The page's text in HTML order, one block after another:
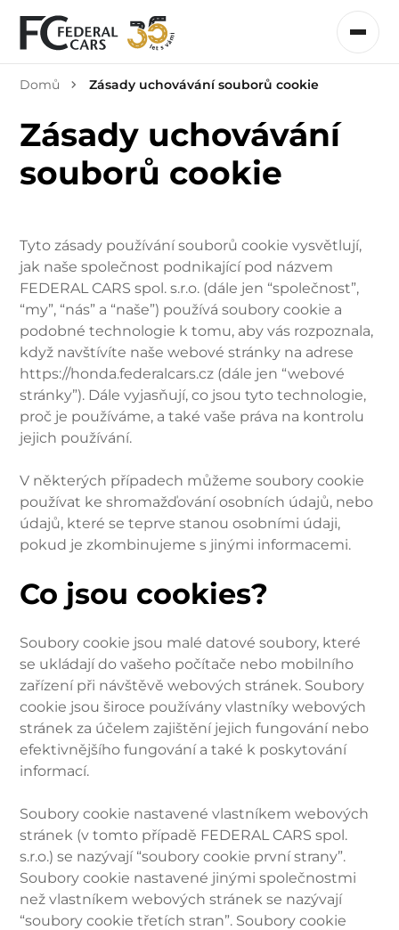
Domů Zásady uchovávání souborů cookie
Zásady uchovávání
souborů cookie
Tyto zásady používání souborů cookie vysvětlují,
jak naše společnost podnikající pod názvem
FEDERAL CARS spol. s.r.o. (dále jen “společnost”,
“my”, “nás” a “naše”) používá soubory cookie a
podobné technologie k tomu, aby vás rozpoznala,
když navštívíte naše webové stránky na adrese
https://honda.federalcars.cz (dále jen “webové
stránky”). Dále vyjasňují, co jsou tyto technologie,
proč je používáme, a také vaše práva na kontrolu
jejich používání.
V některých případech můžeme soubory cookie
používat ke shromažďování osobních údajů, nebo
údajů, které se teprve stanou osobními údaji,
pokud je zkombinujeme s jinými informacemi.
Co jsou cookies?
Soubory cookie jsou malé datové soubory, které
se ukládají do vašeho počítače nebo mobilního
zařízení při návštěvě webových stránek. Soubory
cookie jsou široce používány vlastníky webových
stránek za účelem zajištění jejich fungování nebo
efektivnějšího fungování a také k poskytování
informací.
Soubory cookie nastavené vlastníkem webových
stránek (v tomto případě FEDERAL CARS spol.
s.r.o.) se nazývají “soubory cookie první strany”.
Soubory cookie nastavené jinými společnostmi
než vlastníkem webových stránek se nazývají
“soubory cookie třetích stran”. Soubory cookie